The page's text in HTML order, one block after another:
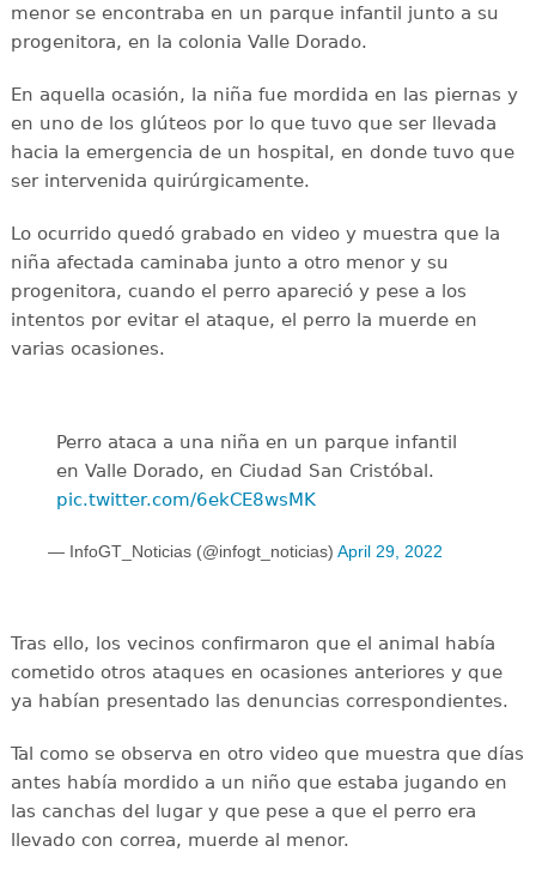
menor se encontraba en un parque infantil junto a su
progenitora, en la colonia Valle Dorado.
En aquella ocasión, la niña fue mordida en las piernas y
en uno de los glúteos por lo que tuvo que ser llevada
hacia la emergencia de un hospital, en donde tuvo que
ser intervenida quirúrgicamente.
Lo ocurrido quedó grabado en video y muestra que la
niña afectada caminaba junto a otro menor y su
progenitora, cuando el perro apareció y pese a los
intentos por evitar el ataque, el perro la muerde en
varias ocasiones.
Perro ataca a una niña en un parque infantil
en Valle Dorado, en Ciudad San Cristóbal.
pic.twitter.com/6ekCE8wsMK
— InfoGT_Noticias (@infogt_noticias) April 29, 2022
Tras ello, los vecinos confirmaron que el animal había
cometido otros ataques en ocasiones anteriores y que
ya habían presentado las denuncias correspondientes.
Tal como se observa en otro video que muestra que días
antes había mordido a un niño que estaba jugando en
las canchas del lugar y que pese a que el perro era
llevado con correa, muerde al menor.